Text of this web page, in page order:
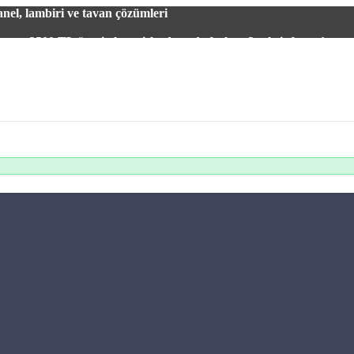
lambiri ve tavan çözümleri
2500 TL üzeri alışverişlerde vade farksız 3 taksit fırsatı!